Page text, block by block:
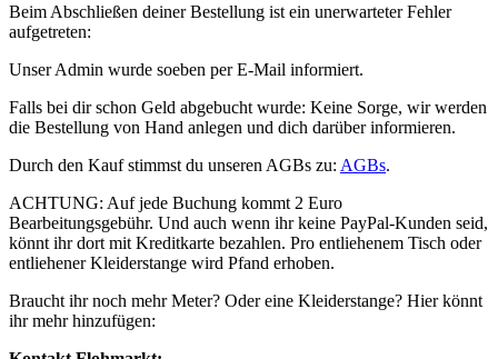
Beim Abschließen deiner Bestellung ist ein unerwarteter Fehler
aufgetreten:
Unser Admin wurde soeben per E-Mail informiert.
Falls bei dir schon Geld abgebucht wurde: Keine Sorge, wir werden
die Bestellung von Hand anlegen und dich darüber informieren.
Durch den Kauf stimmst du unseren AGBs zu: AGBs.
ACHTUNG: Auf jede Buchung kommt 2 Euro
Bearbeitungsgebühr. Und auch wenn ihr keine PayPal-Kunden seid,
könnt ihr dort mit Kreditkarte bezahlen. Pro entliehenem Tisch oder
entliehener Kleiderstange wird Pfand erhoben.
Braucht ihr noch mehr Meter? Oder eine Kleiderstange? Hier könnt
ihr mehr hinzufügen: